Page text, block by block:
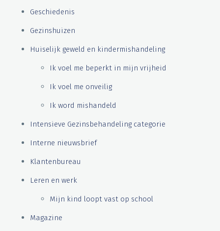
Geschiedenis
Gezinshuizen
Huiselijk geweld en kindermishandeling
Ik voel me beperkt in mijn vrijheid
Ik voel me onveilig
Ik word mishandeld
Intensieve Gezinsbehandeling categorie
Interne nieuwsbrief
Klantenbureau
Leren en werk
Mijn kind loopt vast op school
Magazine